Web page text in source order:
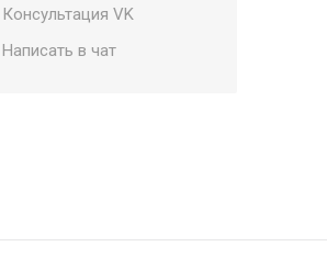
Under the Skin
Soul
Консультация VK
Написать в чат